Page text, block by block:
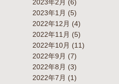
2023年2月 (6)
2023年1月 (5)
2022年12月 (4)
2022年11月 (5)
2022年10月 (11)
2022年9月 (7)
2022年8月 (3)
2022年7月 (1)